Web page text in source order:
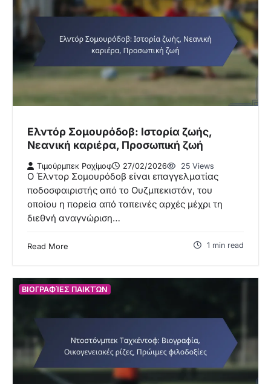
Ελντόρ Σομουρόδοβ: Ιστορία ζωής,
Νεανική καριέρα, Προσωπική ζωή
Τιμούρμπεκ Ραχίμοφ 27/02/2026 25 Views
Ο Έλντορ Σομουρόδοβ είναι επαγγελματίας
ποδοσφαιριστής από το Ουζμπεκιστάν, του
οποίου η πορεία από ταπεινές αρχές μέχρι τη
διεθνή αναγνώριση…
Read More 1 min read
ΒΙΟΓΡΑΦΊΕΣ ΠΑΙΚΤΏΝ